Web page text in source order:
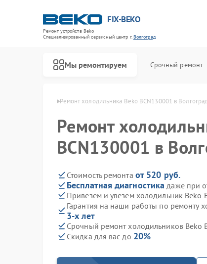
FIX-BEKO
Ремонт устройств Beko
Специализированный cервисный центр г.Волгоград
Мы ремонтируем Срочный ремонт
Ремонт холодильника Beko BCN130001 в
Ремонт
BCN130001 в
Стоимость ремонта от 520 руб.
Бесплатная диагностика даже при
Привезем и увезем холодильник Beko
Гарантия на наши работы по ремонту
3-х лет
Срочный ремонт холодильников Beko
Скидка для вас до 20%